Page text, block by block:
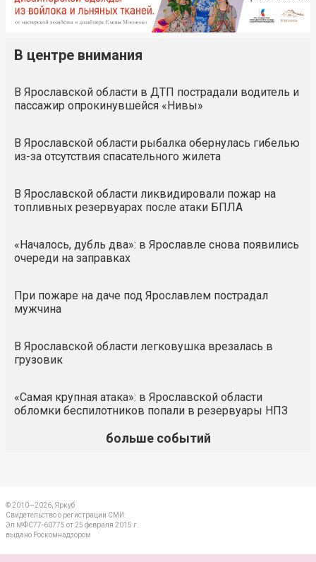
В центре внимания
В Ярославской области в ДТП пострадали водитель и
пассажир опрокинувшейся «Нивы»
В Ярославской области рыбалка обернулась гибелью
из-за отсутствия спасательного жилета
В Ярославской области ликвидировали пожар на
топливных резервуарах после атаки БПЛА
«Началось, дубль два»: в Ярославле снова появились
очереди на заправках
При пожаре на даче под Ярославлем пострадал
мужчина
В Ярославской области легковушка врезалась в
грузовик
«Самая крупная атака»: в Ярославской области
обломки беспилотников попали в резервуары НПЗ
больше событий
© 2010—2026, Яркуб
Свидетельство о регистрации СМИ:
Эл №ФС77-60775 от 25 февраля 2015 г.
выдано Роскомнадзором